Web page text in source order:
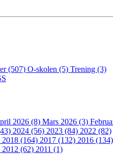
(507) O-skolen (5) Trening (3)
2026 (8) Mars 2026 (3)
2024 (56) 2023 (84) 2022 (82)
2018 (164) 2017 (132) 2016 (134)
2012 (62) 2011 (1)